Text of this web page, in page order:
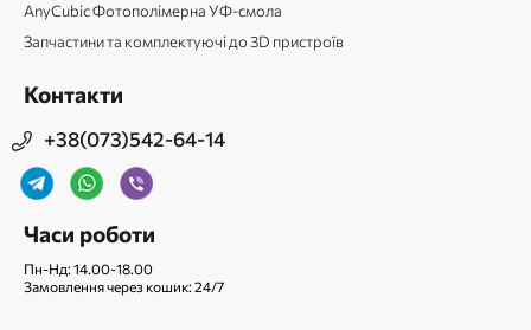
AnyCubic Фотополімерна УФ-смола
Запчастини та комплектуючі до 3D пристроїв
Контакти
+38(073)542-64-14
Часи роботи
Пн-Нд: 14.00-18.00
Замовлення через кошик: 24/7